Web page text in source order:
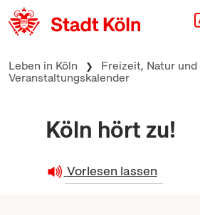
zum Inhalt springen
Leben in Köln
Freizeit, Natur
Veranstaltungskalender
Köln hört zu!
Vorlesen lassen